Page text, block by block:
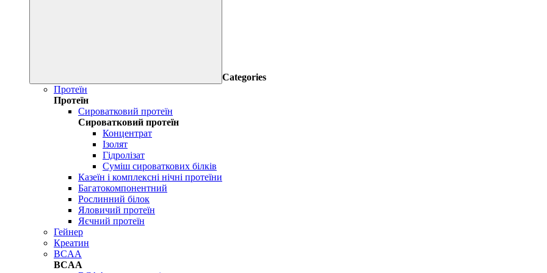
Categories
Протеїн
Протеїн
Сироватковий протеїн
Сироватковий протеїн
Концентрат
Ізолят
Гідролізат
Суміш сироваткових білків
Казеїн і комплексні нічні протеїни
Багатокомпонентний
Рослинний білок
Яловичий протеїн
Яєчний протеїн
Гейнер
Креатин
BCAA
BCAA